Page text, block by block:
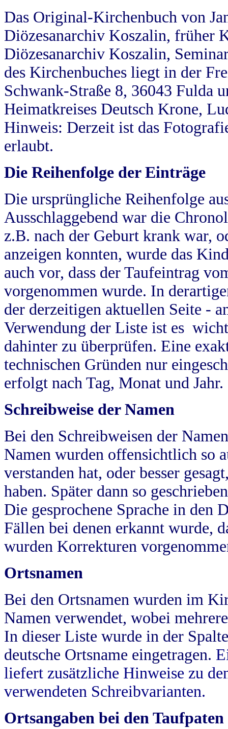
Das Original-Kirchenbuch von
Diözesanarchiv Koszalin, früher
Diözesanarchiv Koszalin,
des Kirchenbuches liegt in der
Schwank-Straße 8, 36043 Fulda
Heimatkreises Deutsch Krone,
Hinweis: Derzeit ist das
erlaubt.
Die Reihenfolge der Einträge
Die ursprüngliche Reihenfolge
Ausschlaggebend war die
z.B. nach der Geburt krank war,
anzeigen konnten, wurde das
auch vor, dass der Taufeintrag
vorgenommen wurde. In
der derzeitigen aktuellen Seite -
Verwendung der Liste ist es
dahinter zu überprüfen. Eine
technischen Gründen nur
erfolgt nach Tag, Monat und Jahr.
Schreibweise der Namen
Bei den Schreibweisen der
Namen wurden offensichtlich so
verstanden hat, oder besser
haben. Später dann so
Die gesprochene Sprache in
Fällen bei denen erkannt wurde,
wurden Korrekturen
Ortsnamen
Bei den Ortsnamen wurden im
Namen verwendet, wobei
In dieser Liste wurde in der
deutsche Ortsname eingetragen.
liefert zusätzliche Hinweise zu
verwendeten Schreibvarianten.
Ortsangaben bei den Taufpaten